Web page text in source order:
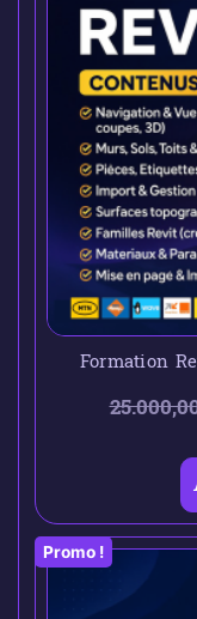
Formation
Promo !